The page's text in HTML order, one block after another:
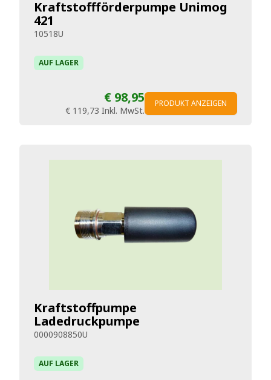
Kraftstoffförderpumpe Unimog
421
10518U
AUF LAGER
€ 98,95
€ 119,73 Inkl. MwSt.
PRODUKT ANZEIGEN
Kraftstoffpumpe
Ladedruckpumpe
0000908850U
AUF LAGER